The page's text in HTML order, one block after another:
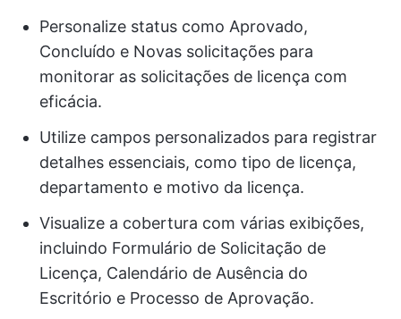
Personalize status como Aprovado,
Concluído e Novas solicitações para
monitorar as solicitações de licença com
eficácia.
Utilize campos personalizados para registrar
detalhes essenciais, como tipo de licença,
departamento e motivo da licença.
Visualize a cobertura com várias exibições,
incluindo Formulário de Solicitação de
Licença, Calendário de Ausência do
Escritório e Processo de Aprovação.